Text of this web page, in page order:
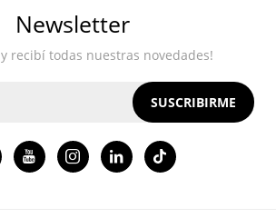
Newsletter
recibí todas nuestras novedades!
SUSCRIBIRME
  